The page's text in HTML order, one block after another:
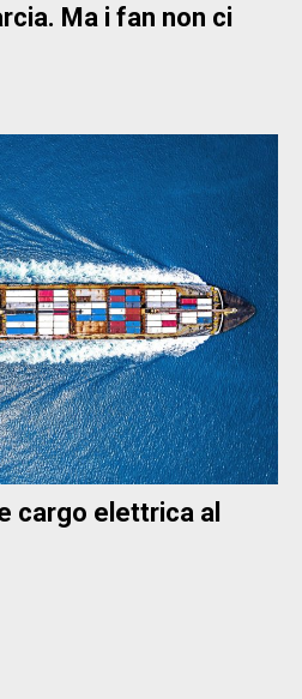
Ma i fan non ci
cargo elettrica al